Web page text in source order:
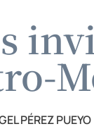
PÉREZ PUEYO